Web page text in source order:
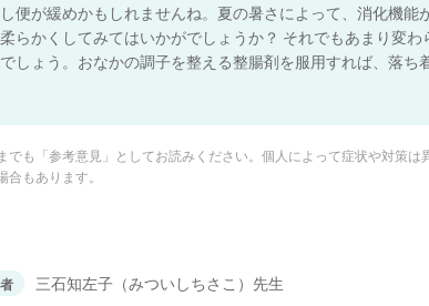
便が緩めかもしれませんね。夏の暑さによって、消化機能
らかくしてみてはいかがでしょうか？ それでもあまり変
しょう。おなかの調子を整える整腸剤を服用すれば、落ち
も「参考意見」としてお読みください。個人によって症状や対策は
もあります。
三石知左子（みついしちさこ）先生